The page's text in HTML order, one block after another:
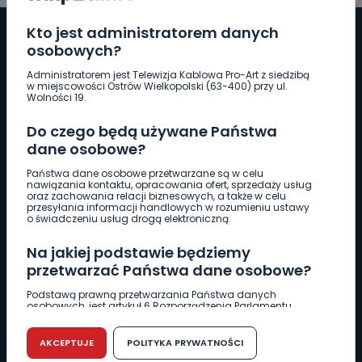
Kto jest administratorem danych
osobowych?
Administratorem jest Telewizja Kablowa Pro-Art z siedzibą
w miejscowości Ostrów Wielkopolski (63-400) przy ul.
Wolności 19.
Do czego będą używane Państwa
dane osobowe?
Państwa dane osobowe przetwarzane są w celu
nawiązania kontaktu, opracowania ofert, sprzedaży usług
oraz zachowania relacji biznesowych, a także w celu
przesyłania informacji handlowych w rozumieniu ustawy
o świadczeniu usług drogą elektroniczną.
Na jakiej podstawie będziemy
przetwarzać Państwa dane osobowe?
Podstawą prawną przetwarzania Państwa danych
osobowych, jest artykuł 6 Rozporządzenia Parlamentu
r. w sprawie ochrony osób fizycznych w związku z
przetwarzaniem danych osobowych w sprawie
swobodnego przepływu takich danych oraz uchylenia
AKCEPTUJE POLITYKA PRYWATNOŚCI
Pobierz logotyp
LINIA INTERWENCYJNA
661 997 997
REDAKCJA
62 735 22 22redakcja@wlkp24.info
DZIAŁ REKLAMY
62 735 01 85 reklama@wlkp24.info
WIADOMOŚCI